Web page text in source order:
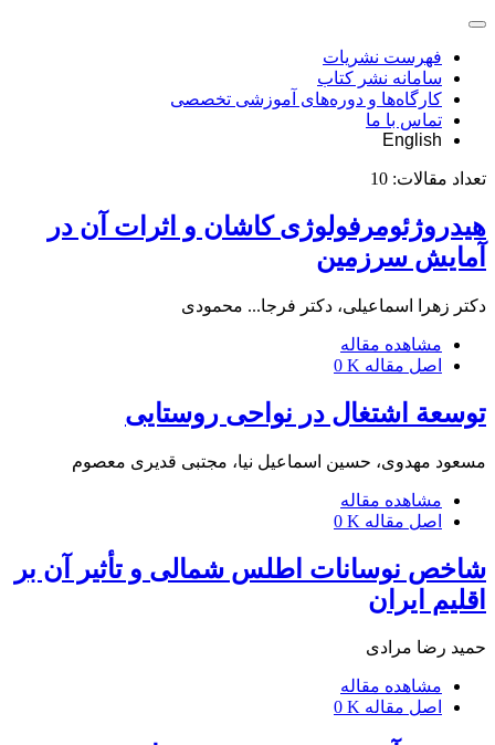
فهرست نشریات
سامانه نشر کتاب
کارگاه‌ها و دوره‌های آموزشی تخصصی
تماس با ما
English
تعداد مقالات: 10
هیدروژئومرفولوژی کاشان و اثرات آن در
آمایش سرزمین
دکتر زهرا اسماعیلی، دکتر فرج‎ا... محمودی
مشاهده مقاله
اصل مقاله 0 K
توسعة اشتغال در نواحی روستایی
مسعود مهدوی، حسین اسماعیل نیا، مجتبی قدیری معصوم
مشاهده مقاله
اصل مقاله 0 K
شاخص نوسانات اطلس شمالی و تأثیر آن بر
اقلیم ایران
حمید رضا مرادی
مشاهده مقاله
اصل مقاله 0 K